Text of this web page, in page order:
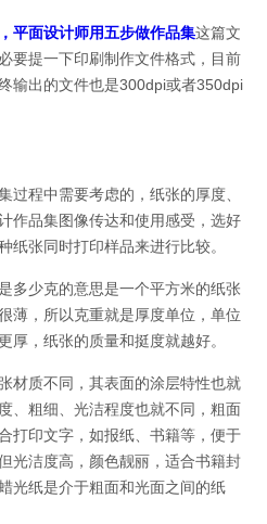
平面设计师用五步做作品集这篇文
要提一下印刷制作文件格式，目前
输出的文件也是300dpi或者350dpi
过程中需要考虑的，纸张的厚度、
作品集图像传达和使用感受，选好
纸张同时打印样品来进行比较。
多少克的意思是一个平方米的纸张
薄，所以克重就是厚度单位，单位
厚，纸张的质量和挺度就越好。
材质不同，其表面的涂层特性也就
、粗细、光洁程度也就不同，粗面
打印文字，如报纸、书籍等，便于
光洁度高，颜色靓丽，适合书籍封
光纸是介于粗面和光面之间的纸